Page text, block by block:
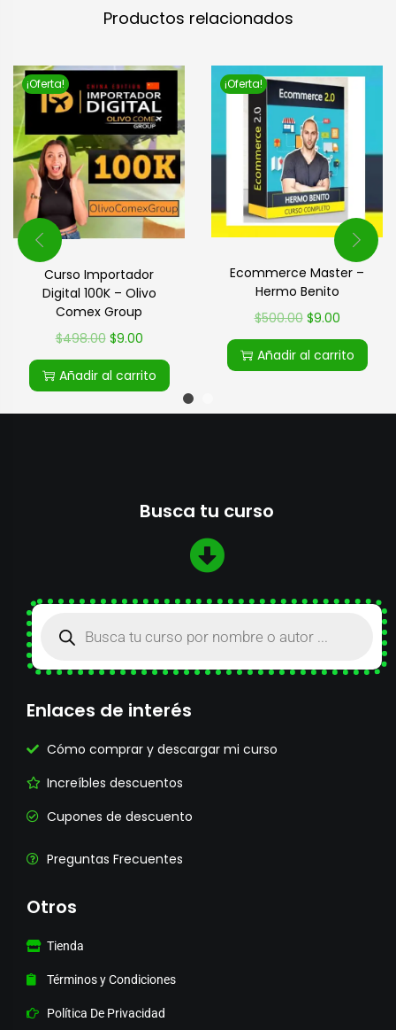
Productos relacionados
¡Oferta!
Curso Importador
Digital 100K – Olivo
Comex Group
$498.00 $9.00
Añadir al carrito
¡Oferta!
Ecommerce Master –
Hermo Benito
$500.00 $9.00
Añadir al carrito
Busca tu curso
Enlaces de interés
Cómo comprar y descargar mi curso
Increíbles descuentos
Cupones de descuento
Preguntas Frecuentes
Otros
Tienda
Términos y Condiciones
Política De Privacidad